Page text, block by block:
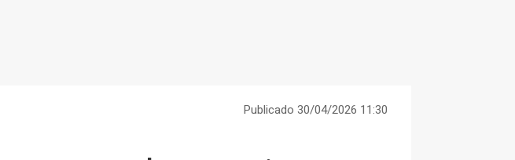
Publicado 30/04/2026 11:30